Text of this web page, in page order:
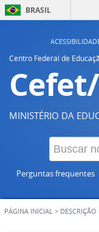
BRASIL
Centro Federal de
Cefet/
MINISTÉRIO DA
Perguntas frequentes
PÁGINA INICIAL > DESCRIÇÃO